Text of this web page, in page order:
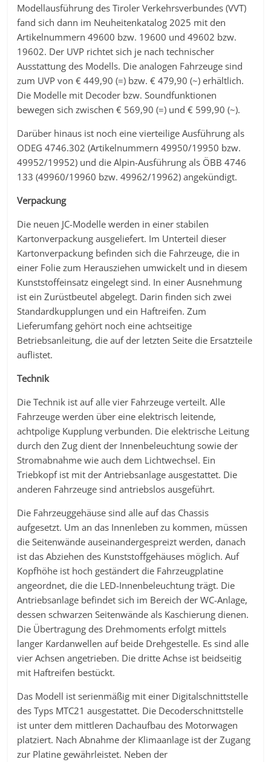
Modellausführung des Tiroler Verkehrsverbundes (VVT)
fand sich dann im Neuheitenkatalog 2025 mit den
Artikelnummern 49600 bzw. 19600 und 49602 bzw.
19602. Der UVP richtet sich je nach technischer
Ausstattung des Modells. Die analogen Fahrzeuge sind
zum UVP von € 449,90 (=) bzw. € 479,90 (~) erhältlich.
Die Modelle mit Decoder bzw. Soundfunktionen
bewegen sich zwischen € 569,90 (=) und € 599,90 (~).
Darüber hinaus ist noch eine vierteilige Ausführung als
ODEG 4746.302 (Artikelnummern 49950/19950 bzw.
49952/19952) und die Alpin-Ausführung als ÖBB 4746
133 (49960/19960 bzw. 49962/19962) angekündigt.
Verpackung
Die neuen JC-Modelle werden in einer stabilen
Kartonverpackung ausgeliefert. Im Unterteil dieser
Kartonverpackung befinden sich die Fahrzeuge, die in
einer Folie zum Herausziehen umwickelt und in diesem
Kunststoffeinsatz eingelegt sind. In einer Ausnehmung
ist ein Zurüstbeutel abgelegt. Darin finden sich zwei
Standardkupplungen und ein Haftreifen. Zum
Lieferumfang gehört noch eine achtseitige
Betriebsanleitung, die auf der letzten Seite die Ersatzteile
auflistet.
Technik
Die Technik ist auf alle vier Fahrzeuge verteilt. Alle
Fahrzeuge werden über eine elektrisch leitende,
achtpolige Kupplung verbunden. Die elektrische Leitung
durch den Zug dient der Innenbeleuchtung sowie der
Stromabnahme wie auch dem Lichtwechsel. Ein
Triebkopf ist mit der Antriebsanlage ausgestattet. Die
anderen Fahrzeuge sind antriebslos ausgeführt.
Die Fahrzeuggehäuse sind alle auf das Chassis
aufgesetzt. Um an das Innenleben zu kommen, müssen
die Seitenwände auseinandergespreizt werden, danach
ist das Abziehen des Kunststoffgehäuses möglich. Auf
Kopfhöhe ist hoch geständert die Fahrzeugplatine
angeordnet, die die LED-Innenbeleuchtung trägt. Die
Antriebsanlage befindet sich im Bereich der WC-Anlage,
dessen schwarzen Seitenwände als Kaschierung dienen.
Die Übertragung des Drehmoments erfolgt mittels
langer Kardanwellen auf beide Drehgestelle. Es sind alle
vier Achsen angetrieben. Die dritte Achse ist beidseitig
mit Haftreifen bestückt.
Das Modell ist serienmäßig mit einer Digitalschnittstelle
des Typs MTC21 ausgestattet. Die Decoderschnittstelle
ist unter dem mittleren Dachaufbau des Motorwagen
platziert. Nach Abnahme der Klimaanlage ist der Zugang
zur Platine gewährleistet. Neben der